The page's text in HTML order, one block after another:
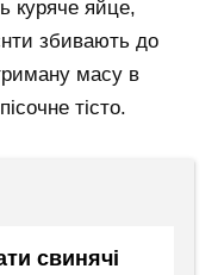
куряче яйце,
збивають до
масу в
тісто.
свинячі